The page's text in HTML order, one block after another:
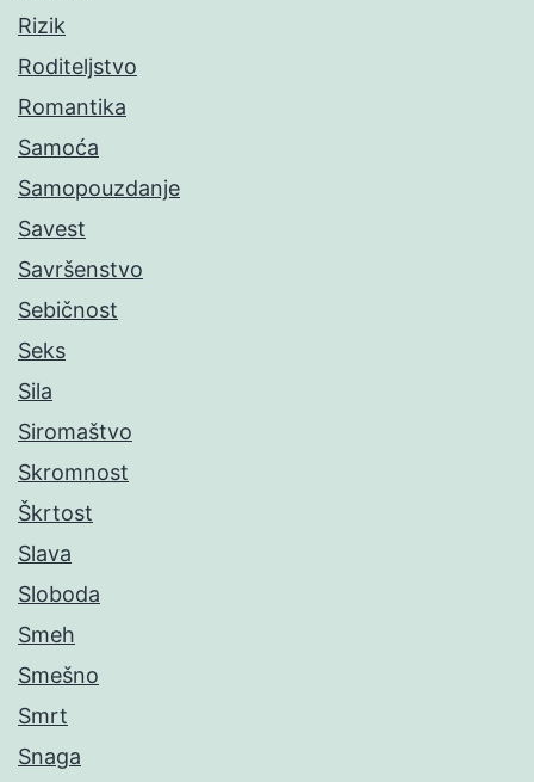
Rizik
Roditeljstvo
Romantika
Samoća
Samopouzdanje
Savest
Savršenstvo
Sebičnost
Seks
Sila
Siromaštvo
Skromnost
Škrtost
Slava
Sloboda
Smeh
Smešno
Smrt
Snaga